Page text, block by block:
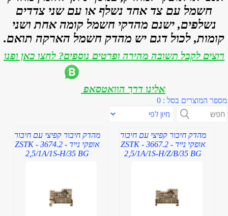
חשמל עם צד אחד נשלף או עם שני צדדים
נשלפים, ישנם מהדקי חשמל קומה אחת ושני
קומות, לכול דגם יש מהדק חשמל הארקה תואם.
רוצים לקבל תשובה מהירה ופרטים נוספים? לחצו כאן ופנו
אלינו דרך הוואטסאפ
מספר המוצרים בסל : 0
מהדק חיבור קפיצי עם חיבור
אופקי נייד - 3667.2 - ZSTK
2,5/1A/1S-H/Z/B/35 BG
מהדק חיבור קפיצי עם חיבור
אופקי נייד - 3674.2 - ZSTK
2,5/1A/1S-H/35 BG